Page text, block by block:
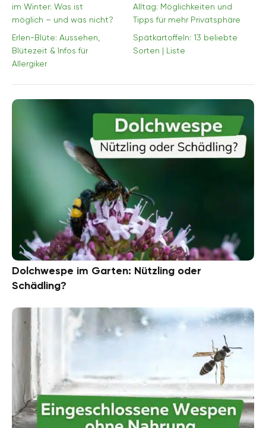
im Winter: Was ist
möglich – und was nicht?
Alltag: Möglichkeiten und
Tipps für mehr Privatsphäre
Erlen-Blüte: Aussehen,
Blütezeit & Infos für
Allergiker
Spätkartoffeln: 13 beliebte
Sorten | Liste
Dolchwespe im Garten: Nützling oder
Schädling?